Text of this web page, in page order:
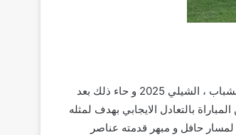
حقق الفريق الوطني لأقل من عشرين سنة انجازا تاريخيا بعد تاهلهم إلى نهائي مونديال الشباب ، الشيلي 2025 و حاء ذلك بعد
بالتعادل الايجابي بهدف لمثله
لمسار حافل و مبهر قدمته عناصر